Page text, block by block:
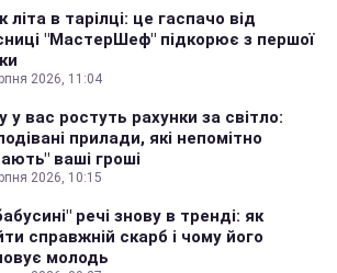
літа в тарілці: це гаспачо від
"МастерШеф" підкорює з першої
2026, 11:04
у вас ростуть рахунки за світло:
прилади, які непомітно
ваші гроші
2026, 10:15
речі знову в тренді: як
справжній скарб і чому його
молодь